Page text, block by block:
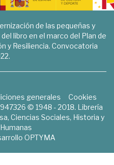
de las pequeñas y
libro en el marco del Plan de
y Resiliencia. Convocatoria
generales
Cookies
© 1948 - 2018. Librería
Ciencias Sociales, Historia y
OPTYMA